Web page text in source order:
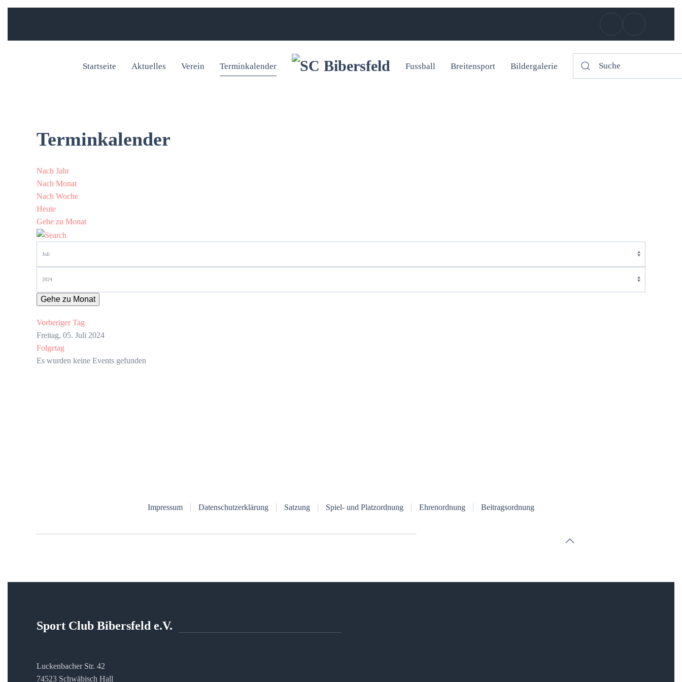
Startseite Aktuelles Verein Terminkalender Fussball Breitensport Bildergalerie
Terminkalender
Nach Jahr
Nach Monat
Nach Woche
Heute
Gehe zu Monat
Gehe zu Monat
Vorheriger Tag
Freitag, 05. Juli 2024
Folgetag
Es wurden keine Events gefunden
Impressum Datenschutzerklärung Satzung Spiel- und Platzordnung Ehrenordnung Beitragsordnung
Sport Club Bibersfeld e.V.
Luckenbacher Str. 42
74523 Schwäbisch Hall